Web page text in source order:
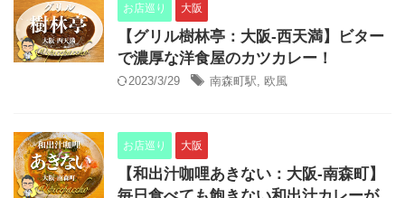
お店巡り 大阪
【グリル樹林亭：大阪-西天満】ビター
で濃厚な洋食屋のカツカレー！
2023/3/29 南森町駅, 欧風
お店巡り 大阪
【和出汁咖哩あきない：大阪-南森町】